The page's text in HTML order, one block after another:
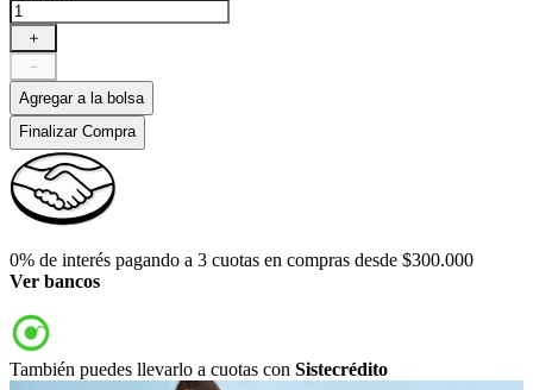
＋
－
Agregar a la bolsa
Finalizar Compra
0% de interés pagando a 3 cuotas en compras desde $300.000
Ver bancos
También puedes llevarlo a cuotas con Sistecrédito